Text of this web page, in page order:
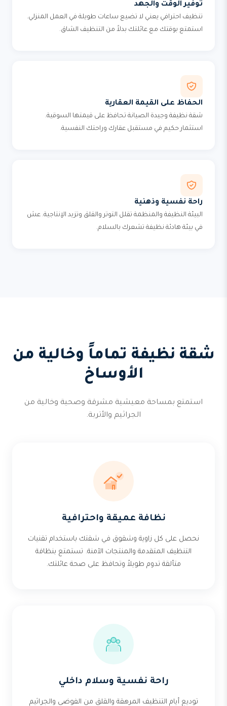
توفير الوقت والجهد
تنظيف احترافي يعني لا تضيع ساعات طويلة في العمل المنزلي.
استمتع بوقتك مع عائلتك بدلاً من التنظيف الشاق.
الحفاظ على القيمة العقارية
شقة نظيفة وجيدة الصيانة تحافظ على قيمتها السوقية.
استثمار حكيم في مستقبل عقارك وراحتك النفسية.
راحة نفسية وذهنية
البيئة النظيفة والمنظمة تقلل التوتر والقلق وتزيد الإنتاجية. عش
في بيئة هادئة نظيفة تشعرك بالسلام.
شقة نظيفة تماماً وخالية من
الأوساخ
استمتع بمساحة معيشية مشرقة وصحية وخالية من
الجراثيم والأتربة.
نظافة عميقة واحترافية
نحصل على كل زاوية وشقوق في شقتك باستخدام تقنيات
التنظيف المتقدمة والمنتجات الآمنة. تستمتع بنظافة
متألقة تدوم طويلاً وتحافظ على صحة عائلتك.
راحة نفسية وسلام داخلي
توديع أيام التنظيف المرهقة والقلق من الفوضى والجراثيم